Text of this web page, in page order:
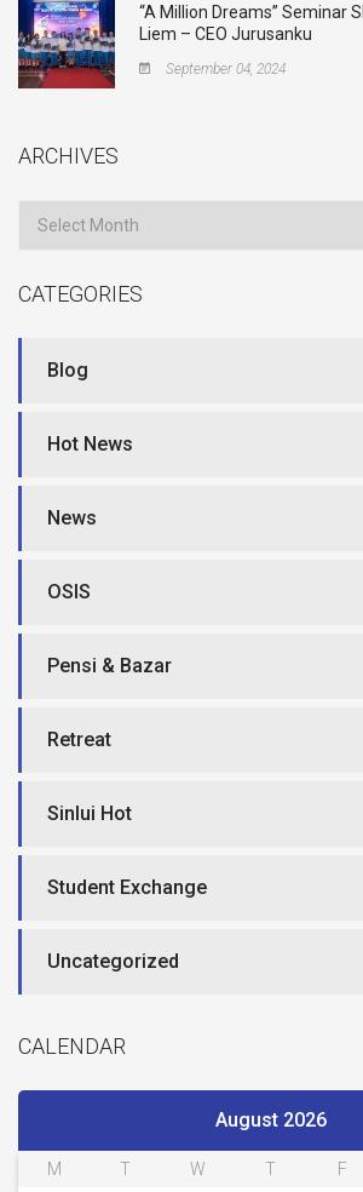
“A Million Dreams” Seminar
Liem – CEO Jurusanku
September 04, 2024
ARCHIVES
CATEGORIES
Blog
Hot News
News
OSIS
Pensi & Bazar
Retreat
Sinlui Hot
Student Exchange
Uncategorized
CALENDAR
August 2026
M T W T F